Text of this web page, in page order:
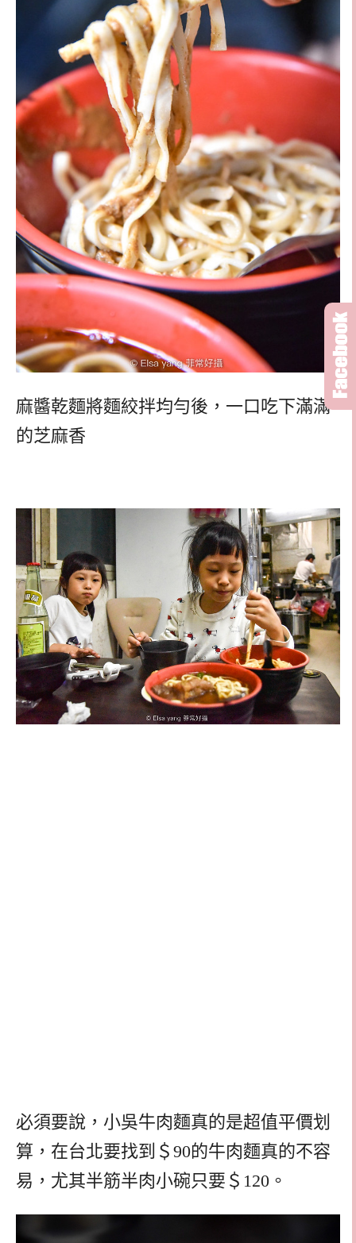
麻醬乾麵將麵絞拌均勻後，一口吃下滿滿
的芝麻香
必須要說，小吳牛肉麵真的是超值平價划
算，在台北要找到＄90的牛肉麵真的不容
易，尤其半筋半肉小碗只要＄120。